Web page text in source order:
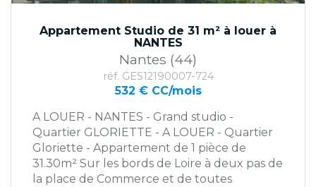
Appartement Studio de 31 m² à louer à
NANTES
Nantes (44)
réf. GES12190007-724
532 € CC/mois
A LOUER - NANTES - Grand studio -
Quartier GLORIETTE - A LOUER - Quartier
Gloriette - Appartement de 1 pièce de
31.30m² Sur les bords de Loire à deux pas de
la place de Commerce et de toutes